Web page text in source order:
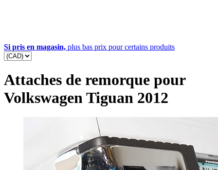
Si pris en magasin, plus bas prix pour certains produits
Attaches de remorque pour
Volkswagen Tiguan 2012